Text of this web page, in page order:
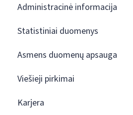
Administracinė informacija
Statistiniai duomenys
Asmens duomenų apsauga
Viešieji pirkimai
Karjera